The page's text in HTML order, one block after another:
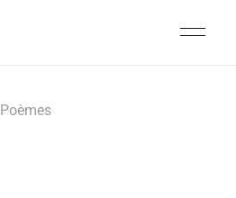
Poèmes